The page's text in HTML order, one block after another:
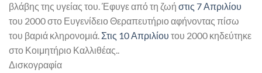
βλάβης της υγείας του. Έφυγε από τη ζωή στις 7 Απριλίου
του 2000 στο Ευγενίδειο Θεραπευτήριο αφήνοντας πίσω
του βαριά κληρονομιά. Στις 10 Απριλίου του 2000 κηδεύτηκε
στο Κοιμητήριο Καλλιθέας..
Δισκογραφία